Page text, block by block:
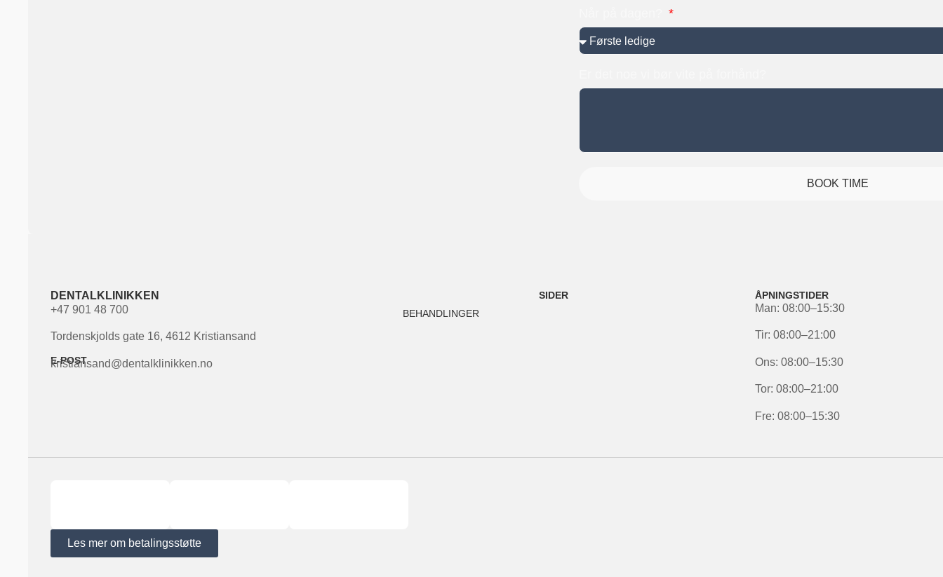
BOOK TIME
DENTALKLINIKKEN
+47 901 48 700
Tordenskjolds gate 16, 4612 Kristiansand
E-POST
kristiansand@dentalklinikken.no
SIDER
BEHANDLINGER
ÅPNINGSTIDER
Man: 08:00–15:30
Tir: 08:00–21:00
Ons: 08:00–15:30
Tor: 08:00–21:00
Fre: 08:00–15:30
Les mer om betalingsstøtte